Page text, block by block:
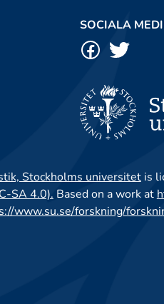
SOCIALA
Stockholms universitetis
SA 4.0). Based on a work at
www.su.se/forskning/